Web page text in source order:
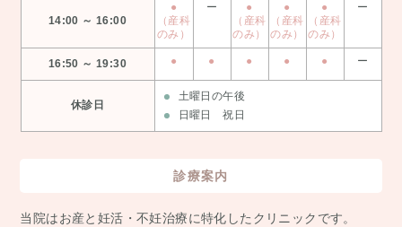
14:00 ～ 16:00
●
（産科
のみ）
ー
●
（産科
のみ）
●
（産科
のみ）
●
（産科
のみ）
ー
16:50 ～ 19:30 ● ● ● ● ● ー
休診日
土曜日の午後
日曜日 祝日
診療案内
当院はお産と妊活・不妊治療に特化したクリニックです。